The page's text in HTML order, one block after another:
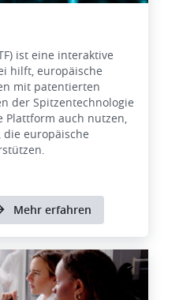
ist eine interaktive
hilft, europäische
mit patentierten
der Spitzentechnologie
Plattform auch nutzen,
europäische
Mehr erfahren